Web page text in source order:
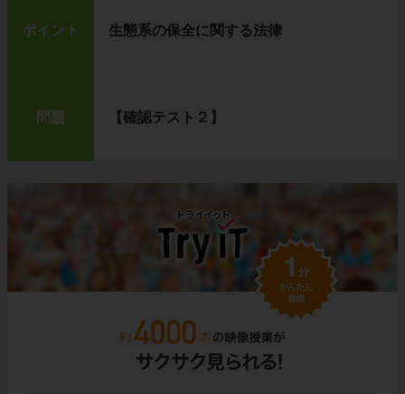
ポイント 生態系の保全に関する法律
問題 【確認テスト２】